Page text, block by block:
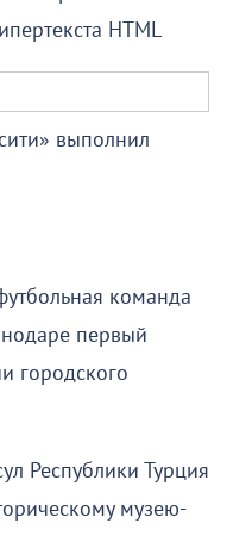
HTML
выполнил
команда
первый
городского
Республики Турция
музею-